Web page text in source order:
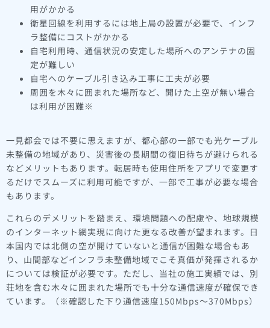
用がかかる
衛星回線を利用するには地上局の設置が必要で、インフ
ラ整備にコストがかかる
自宅利用時、通信状況の安定した場所へのアンテナの固
定が難しい
自宅へのケーブル引き込み工事に工夫が必要
周囲を木々に囲まれた場所など、開けた上空が無い場合
は利用が困難※
一見都会では不要に思えますが、都心部の一部でも光ケーブル
未整備の地域があり、災害後の長期間の復旧待ちが避けられる
などメリットもあります。転居時も使用住所をアプリで変更す
るだけでスムーズに利用可能ですが、一部で工事が必要な場合
もあります。
これらのデメリットを踏まえ、環境問題への配慮や、地球規模
のインターネット網実現に向けた更なる改善が望まれます。日
本国内では北側の空が開けていないと通信が困難な場合もあ
り、山間部などインフラ未整備地域でこそ真価が発揮されるか
については検証が必要です。ただし、当社の施工実績では、別
荘地を含む木々に囲まれた場所でも十分な通信速度が確保でき
ています。（※確認した下り通信速度150Mbps～370Mbps）